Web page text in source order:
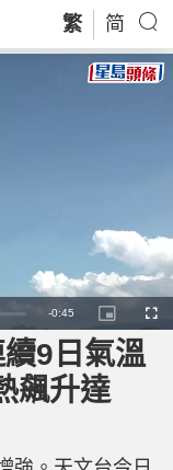
繁 简
R
e
m
-0:45
P
i
c
t
u
e
-
i
c
F
u
9日氣溫
飆升達